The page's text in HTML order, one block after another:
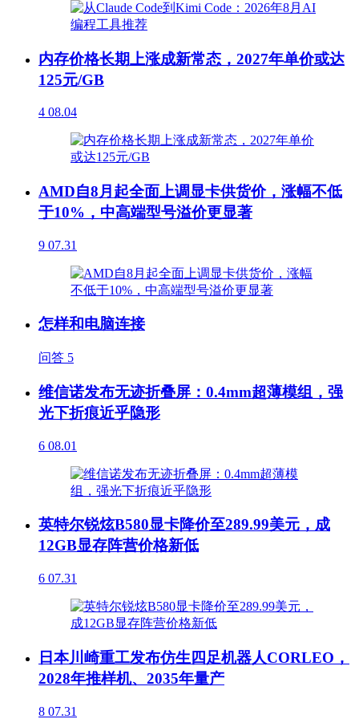
内存价格长期上涨成新常态，2027年单价或达
125元/GB
4 08.04
AMD自8月起全面上调显卡供货价，涨幅不低
于10%，中高端型号溢价更显著
9 07.31
怎样和电脑连接
问答 5
维信诺发布无迹折叠屏：0.4mm超薄模组，强
光下折痕近乎隐形
6 08.01
英特尔锐炫B580显卡降价至289.99美元，成
12GB显存阵营价格新低
6 07.31
日本川崎重工发布仿生四足机器人CORLEO，
2028年推样机、2035年量产
8 07.31